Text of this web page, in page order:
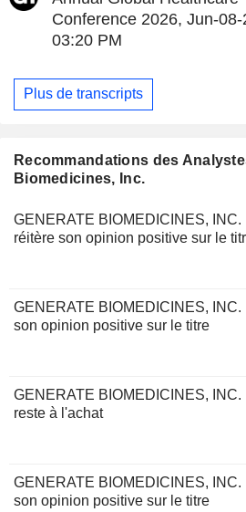
Conference 2026, Jun-
03:20 PM
Plus de transcripts
Recommandations des
Biomedicines, Inc.
GENERATE BIOMEDICINES, INC.
réitère son opinion positive sur le
GENERATE BIOMEDICINES,
son opinion positive sur le titre
GENERATE BIOMEDICINES, INC.
reste à l'achat
GENERATE BIOMEDICINES,
son opinion positive sur le titre